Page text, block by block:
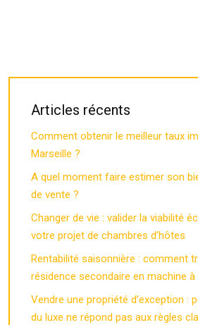
Articles récents
Comment obtenir le meilleur taux
Marseille ?
A quel moment faire estimer son
de vente ?
Changer de vie : valider la viabilité
votre projet de chambres d’hôtes
Rentabilité saisonnière : comment
résidence secondaire en machine à
Vendre une propriété d’exception :
du luxe ne répond pas aux règles